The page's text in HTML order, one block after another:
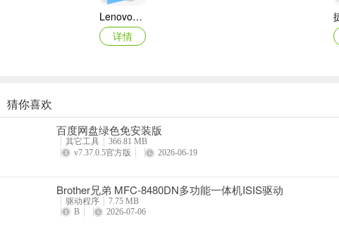
Lenovo联想 Ideapad Z465/Z565系列笔记本 声卡驱动
详情
奥睿科PAS3062-2E/PAS3062-2S/PAS3064-2S2E系列扩展卡驱动
详情
猜你喜欢
百度网盘绿色免安装版
其它工具
366.81 MB
v7.37.0.5官方版
2026-06-19
Brother兄弟 MFC-8480DN多功能一体机ISIS驱动
驱动程序
7.75 MB
B
2026-07-06